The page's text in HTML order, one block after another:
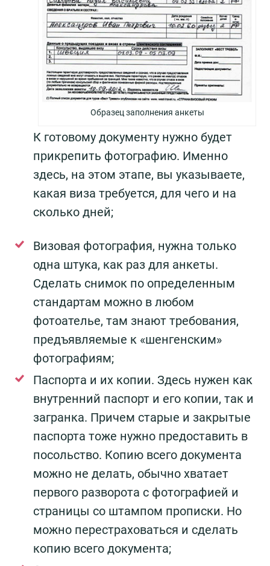
Образец заполнения анкеты
К готовому документу нужно будет
прикрепить фотографию. Именно
здесь, на этом этапе, вы указываете,
какая виза требуется, для чего и на
сколько дней;
Визовая фотография, нужна только
одна штука, как раз для анкеты.
Сделать снимок по определенным
стандартам можно в любом
фотоателье, там знают требования,
предъявляемые к «шенгенским»
фотографиям;
Паспорта и их копии. Здесь нужен как
внутренний паспорт и его копии, так и
загранка. Причем старые и закрытые
паспорта тоже нужно предоставить в
посольство. Копию всего документа
можно не делать, обычно хватает
первого разворота с фотографией и
страницы со штампом прописки. Но
можно перестраховаться и сделать
копию всего документа;